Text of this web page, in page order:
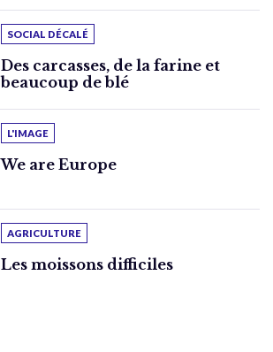
SOCIAL DÉCALÉ
Des carcasses, de la farine et
beaucoup de blé
L'IMAGE
We are Europe
AGRICULTURE
Les moissons difficiles